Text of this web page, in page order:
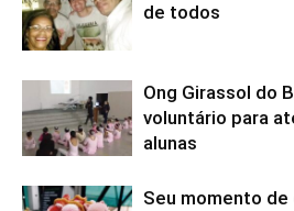
de todos
Ong Girassol do
voluntário para
alunas
Seu momento